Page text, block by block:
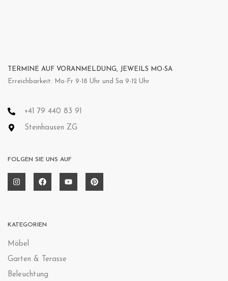
TERMINE AUF VORANMELDUNG, JEWEILS MO-SA
Erreichbarkeit: Mo-Fr 9-18 Uhr und Sa 9-12 Uhr
+41 79 440 83 91
Steinhausen ZG
FOLGEN SIE UNS AUF
KATEGORIEN
Möbel
Garten & Terasse
Beleuchtung